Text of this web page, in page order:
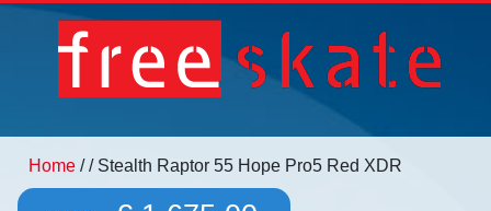
Home // Stealth Raptor 55 Hope Pro5 Red XDR